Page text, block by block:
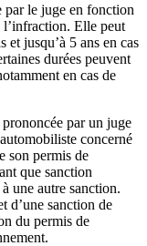
par le juge en fonction
l’infraction. Elle peut
et jusqu’à 5 ans en cas
durées peuvent
en cas de
par un juge
concerné
son permis de
que sanction
une autre sanction.
d’une sanction de
du permis de